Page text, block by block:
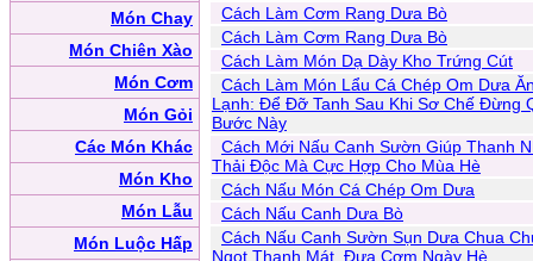
Món Chay
Món Chiên Xào
Món Cơm
Món Gỏi
Các Món Khác
Món Kho
Món Lẫu
Món Luộc Hấp
Cách Làm Cơm Rang Dưa Bò
Cách Làm Cơm Rang Dưa Bò
Cách Làm Món Dạ Dày Kho Trứng Cút
Cách Làm Món Lẩu Cá Chép Om Dưa
Lạnh: Để Đỡ Tanh Sau Khi Sơ Chế Đừng
Bước Này
Cách Mới Nấu Canh Sườn Giúp Thanh
Thải Độc Mà Cực Hợp Cho Mùa Hè
Cách Nấu Món Cá Chép Om Dưa
Cách Nấu Canh Dưa Bò
Cách Nấu Canh Sườn Sụn Dưa Chua
Ngọt Thanh Mát, Đưa Cơm Ngày Hè